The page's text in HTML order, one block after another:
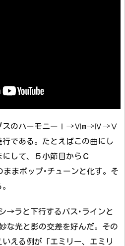
プスのハーモニーⅠ→Ⅵm→Ⅳ→Ⅴ
である。たとえばこの曲にし
して、５小節目からＣ
まポップ･チューンと化す。そ
→ラと下行するバス･ラインと
な光と影の交差を好んだ。その
える例が「エミリー、エミリ